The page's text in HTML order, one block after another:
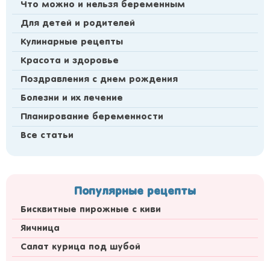
Что можно и нельзя беременным
Для детей и родителей
Кулинарные рецепты
Красота и здоровье
Поздравления с днем рождения
Болезни и их лечение
Планирование беременности
Все статьи
Популярные рецепты
Бисквитные пирожные с киви
Яичница
Салат курица под шубой